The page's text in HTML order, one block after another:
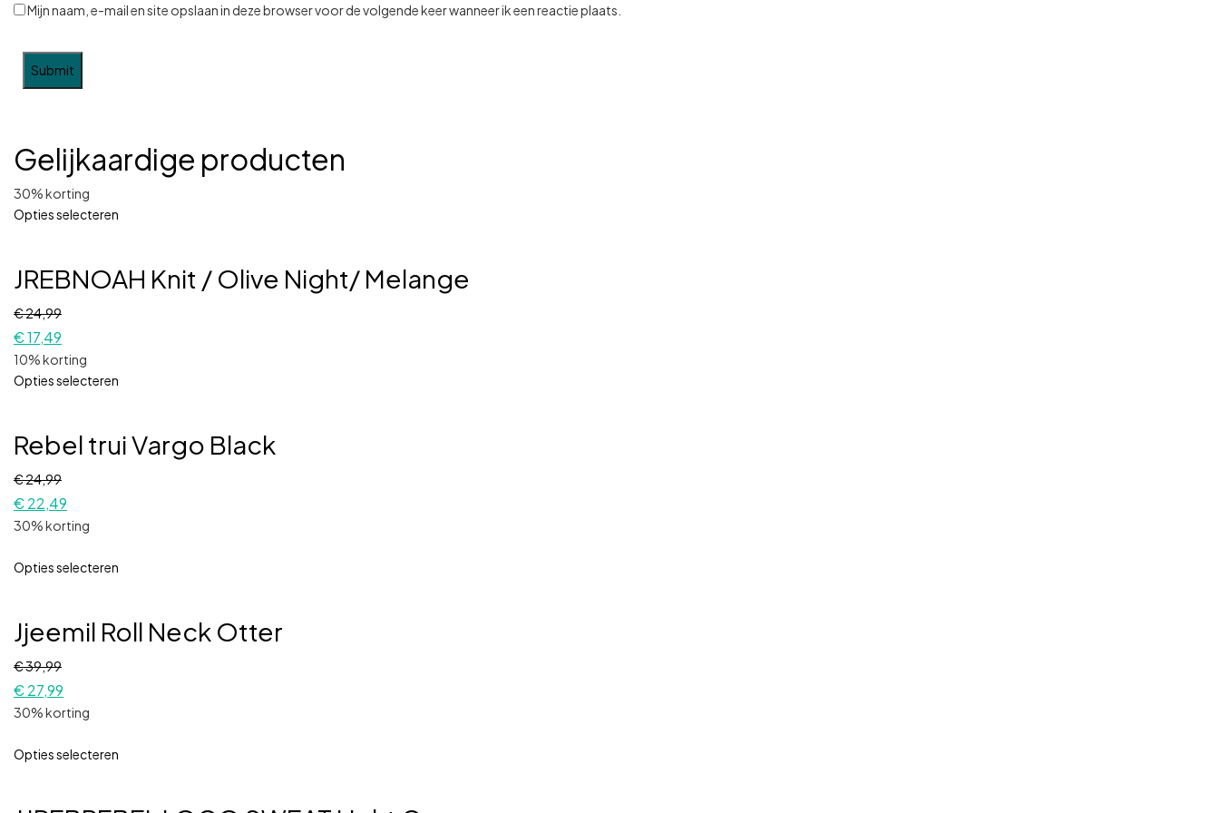
Mijn naam, e-mail en site opslaan in deze browser voor de volgende keer wanneer ik een reactie plaats.
Gelijkaardige producten
30% korting
Opties selecteren
JREBNOAH Knit / Olive Night/ Melange
€24,99
€17,49
10% korting
Opties selecteren
Rebel trui Vargo Black
€24,99
€22,49
30% korting
Opties selecteren
Jjeemil Roll Neck Otter
€39,99
€27,99
30% korting
Opties selecteren